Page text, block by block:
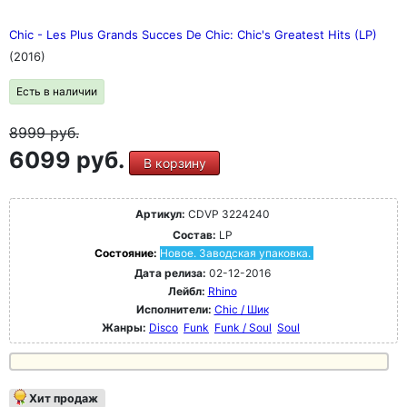
Chic - Les Plus Grands Succes De Chic: Chic's Greatest Hits (LP)
(2016)
Есть в наличии
8999руб.
6099 руб. В корзину
Артикул: CDVP 3224240
Состав: LP
Состояние: Новое. Заводская упаковка.
Дата релиза: 02-12-2016
Лейбл: Rhino
Исполнители: Chic / Шик
Жанры: Disco Funk Funk / Soul Soul
Хит продаж